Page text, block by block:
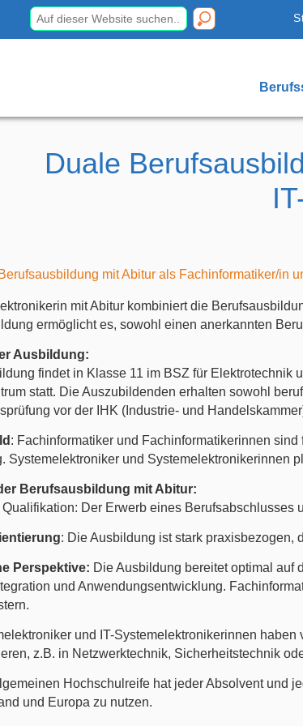
Duale
mit Abitur kombiniert die
ermöglicht es, sowohl einen anerkannten
Ausbildung:
findet in Klasse 11 im BSZ für
statt. Die Auszubildenden erhalten sowohl
vor der IHK (Industrie- und
: Fachinformatiker und Fachinformatikerinnen
Systemelektroniker und Systemelektronikerinnen
Berufsausbildung mit Abitur:
Der Erwerb eines Berufsabschlusses
: Die Ausbildung ist stark praxisbezogen,
Perspektive: Die Ausbildung bereitet optimal auf
und Anwendungsentwicklung.
und IT-Systemelektronikerinnen
z.B. in Netzwerktechnik, Sicherheitstechnik
Hochschulreife hat jeder Absolvent und
und Europa zu nutzen.